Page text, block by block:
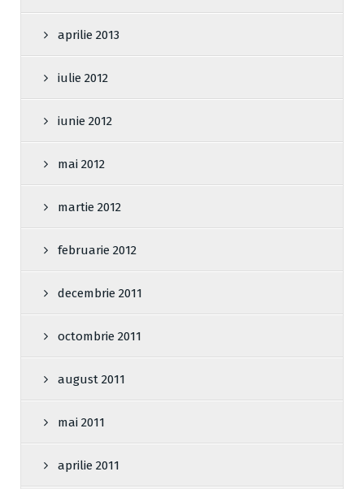
aprilie 2013
iulie 2012
iunie 2012
mai 2012
martie 2012
februarie 2012
decembrie 2011
octombrie 2011
august 2011
mai 2011
aprilie 2011